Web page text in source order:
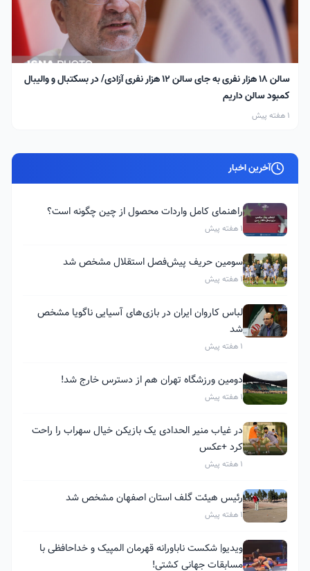
سالن ۱۸ هزار نفری به جای سالن ۱۲ هزار نفری آزادی/ در بسکتبال و والیبال
کمبود سالن داریم
1 هفته پیش
آخرین اخبار
راهنمای کامل واردات محصول از چین چگونه است؟
1 هفته پیش
سومین حریف پیش‌فصل استقلال مشخص شد
1 هفته پیش
لباس کاروان ایران در بازی‌های آسیایی ناگویا مشخص
شد
1 هفته پیش
دومین ورزشگاه تهران هم از دسترس خارج شد!
1 هفته پیش
در غیاب منیر الحدادی یک بازیکن خیال سهراب را راحت
کرد +عکس
1 هفته پیش
رئیس هیئت گلف استان اصفهان مشخص شد
1 هفته پیش
ویدیو| شکست ناباورانه قهرمان المپیک و خداحافظی با
مسابقات جهانی کشتی!